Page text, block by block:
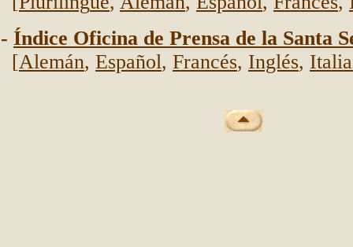
- Índice Oficina de Prensa de la Santa
[Alemán, Español, Francés, Inglés,